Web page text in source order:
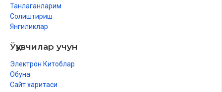
Танлаганларим
Солиштириш
Янгиликлар
Ўқувчилар учун
Электрон Китоблар
Обуна
Сайт харитаси